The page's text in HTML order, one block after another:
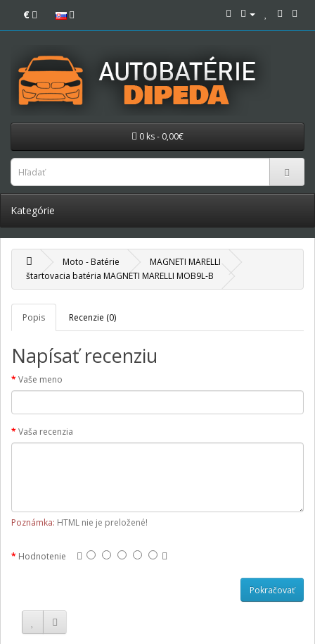
€
0 ks - 0,00€
Kategórie
Moto - Batérie
MAGNETI MARELLI
štartovacia batéria MAGNETI MARELLI MOB9L-B
Popis Recenzie (0)
Napísať recenziu
Vaše meno
Vaša recenzia
Poznámka: HTML nie je preložené!
Hodnotenie
Pokračovať